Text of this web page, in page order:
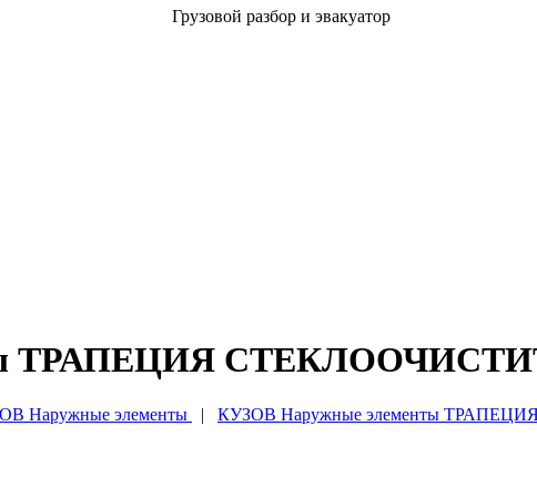
Грузовой разбор и эвакуатор
ТРАПЕЦИЯ
Наружные элементы | КУЗОВ Наружные элементы